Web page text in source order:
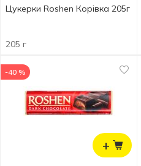
Цукерки Roshen Корівка 205г
205 г
+
-40 %